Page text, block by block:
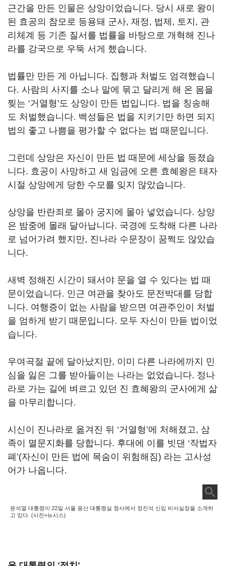
근간을 만든 인물은 상앙이었습니다. 당시 새로 왕이
된 효공의 참모로 등용돼 군사, 재정, 법제, 토지, 관
리체계 등 기존 질서를 법률을 바탕으로 개혁해 진나
라를 강국으로 우뚝 서게 했습니다.
법률만 만든 게 아닙니다. 집행과 처벌도 엄격했습니
다. 사람의 사지를 소나 말에 묶고 달리게 해 온 몸을
찢는 ‘거열형’도 상앙이 만든 법입니다. 법을 칭송해
도 처벌했습니다. 백성들은 법을 지키기만 하면 되지
법의 좋고 나쁨을 평가할 수 없다는 법 때문입니다.
그런데 상앙은 자신이 만든 법 때문에 세상을 등졌습
니다. 효공이 사망하고 새 임금에 오른 효혜왕은 태자
시절 상앙에게 당한 수모를 잊지 않았습니다.
상앙을 반란죄로 몰아 궁지에 몰아 넣었습니다. 상앙
은 밤중에 몰래 달아납니다. 국경에 도착해 다른 나라
로 넘어가려 했지만, 진나라 수문장이 꿈쩍도 않았습
니다.
새벽 정해진 시간이 돼서야 문을 열 수 있다는 법 때
문이었습니다. 인근 여관을 찾아도 문전박대를 당합
니다. 여행증이 없는 사람을 받으면 여관주인이 처벌
을 엄하게 받기 때문입니다. 모두 자신이 만듣 법이었
습니다.
우여곡절 끝에 달아났지만, 이미 다른 나라에까지 민
심을 잃은 그를 받아들이는 나라는 없었습니다. 정나
라로 가는 길에 벼르고 있던 진 효혜왕의 군사에게 삶
을 마무리합니다.
시신이 진나라로 옮겨진 뒤 ‘거열형’에 처해졌고, 삼
족이 멸문지화를 당합니다. 후대에 이를 빗댄 ‘작법자
폐’(자신이 만든 법에 목숨이 위험해짐) 라는 고사성
어가 나옵니다.
윤석열 대통령이 22일 서울 용산 대통령실 청사에서 정진석 신임 비서실장을 소개하
고 있다. (사진=뉴시스)